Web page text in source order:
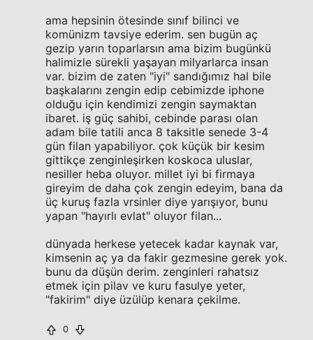
ama hepsinin ötesinde sınıf bilinci ve
komünizm tavsiye ederim. sen bugün aç
gezip yarın toparlarsın ama bizim bugünkü
halimizle sürekli yaşayan milyarlarca insan
var. bizim de zaten "iyi" sandığımız hal bile
başkalarını zengin edip cebimizde iphone
olduğu için kendimizi zengin saymaktan
ibaret. iş güç sahibi, cebinde parası olan
adam bile tatili anca 8 taksitle senede 3-4
gün filan yapabiliyor. çok küçük bir kesim
gittikçe zenginleşirken koskoca uluslar,
nesiller heba oluyor. millet iyi bi firmaya
gireyim de daha çok zengin edeyim, bana da
üç kuruş fazla vrsinler diye yarışıyor, bunu
yapan "hayırlı evlat" oluyor filan...
dünyada herkese yetecek kadar kaynak var,
kimsenin aç ya da fakir gezmesine gerek yok.
bunu da düşün derim. zenginleri rahatsız
etmek için pilav ve kuru fasulye yeter,
"fakirim" diye üzülüp kenara çekilme.
0